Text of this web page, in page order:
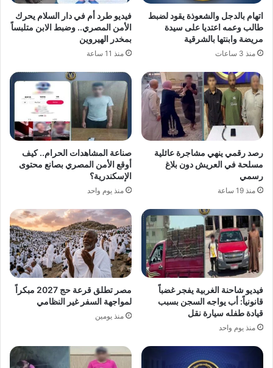
اتهام بالدجل والشعوذة يقود لضبط
طالب وعمه اعتديا على سيدة
مريضة وابنتها بالشرقية
منذ 3 ساعات
فيديو طرد أم في دار السلام يحرك
الأمن المصري.. وضبط الابن متلبساً
بمخدر الهيروين
منذ 11 ساعة
رصد رقمي ينهي مشاجرة عائلية
مسلحة في العريش دون بلاغ
رسمي
منذ 19 ساعة
صناعة المشاهدات الحرام.. كيف
أوقع الأمن المصري بصانع محتوى
الإسكندرية؟
منذ يوم واحد
فيديو شاحنة الغربية يفجر غضباً
قانونياً: أب يواجه السجن بسبب
قيادة طفله سيارة نقل
منذ يوم واحد
مصر تطلق قرعة حج 2027 مبكراً
لمواجهة السفر غير النظامي
منذ يومين